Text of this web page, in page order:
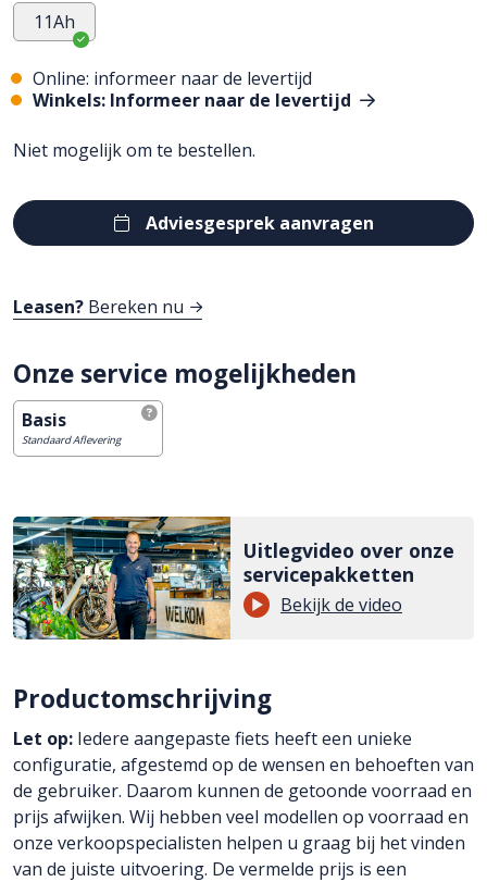
11Ah
Online: informeer naar de levertijd
Winkels: Informeer naar de levertijd
Niet mogelijk om te bestellen.
Adviesgesprek aanvragen
Leasen? Bereken nu
Onze service mogelijkheden
Basis
Standaard Aflevering
Uitlegvideo over onze
servicepakketten
Bekijk de video
Productomschrijving
Let op: Iedere aangepaste fiets heeft een unieke
configuratie, afgestemd op de wensen en behoeften van
de gebruiker. Daarom kunnen de getoonde voorraad en
prijs afwijken. Wij hebben veel modellen op voorraad en
onze verkoopspecialisten helpen u graag bij het vinden
van de juiste uitvoering. De vermelde prijs is een